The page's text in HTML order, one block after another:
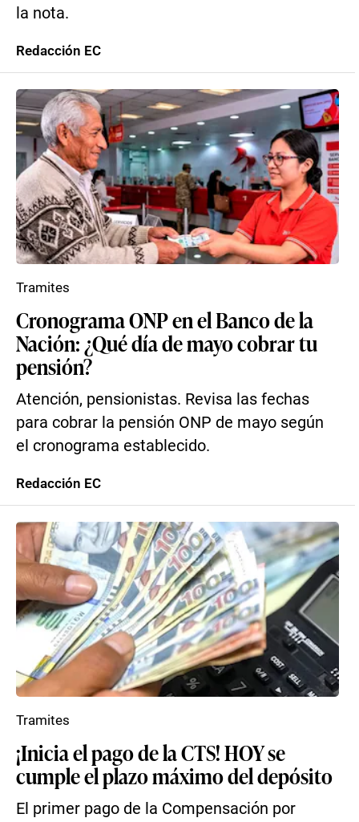
la nota.
Redacción EC
Cronograma ONP en el Banco de la
Nación: ¿Qué día de mayo cobrar tu
pensión?
Atención, pensionistas. Revisa las fechas
para cobrar la pensión ONP de mayo según
el cronograma establecido.
Tramites
Redacción EC
¡Inicia el pago de la CTS! HOY se
cumple el plazo máximo del depósito
El primer pago de la Compensación por
Tramites